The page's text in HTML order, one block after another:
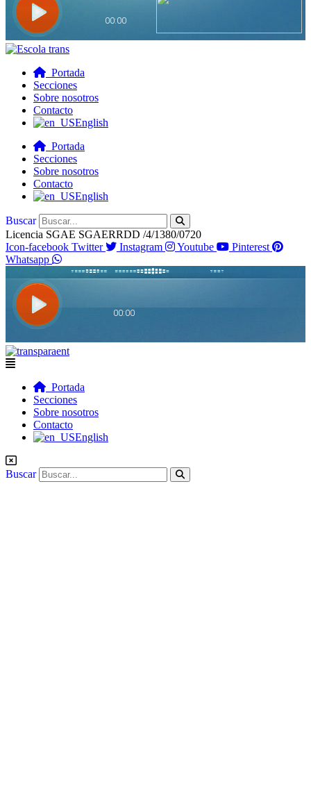
Portada
Secciones
Sobre nosotros
Contacto
English
Portada
Secciones
Sobre nosotros
Contacto
English
Buscar
Licencia SGAE SGAERRDD /4/1380/0720
Icon-facebook Twitter Instagram Youtube
Pinterest
Whatsapp
Flyout
Portada
Secciones
Sobre nosotros
Contacto
English
Buscar